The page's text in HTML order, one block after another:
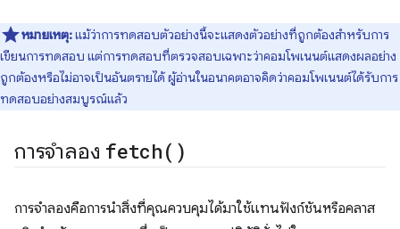
หมายเหตุ:แม้ว่าการทดสอบตัวอย่างนี้จะแสดงตัวอย่างที่ถูกต้องสำหรับการ
เขียนการทดสอบ แต่การทดสอบที่ตรวจสอบเฉพาะว่าคอมโพเนนต์แสดงผลอย่าง
ถูกต้องหรือไม่อาจเป็นอันตรายได้ ผู้อ่านในอนาคตอาจคิดว่าคอมโพเนนต์ได้รับการ
ทดสอบอย่างสมบูรณ์แล้ว
การจำลอง fetch( )
การจำลองคือการนำสิ่งที่คุณควบคุมได้มาใช้แทนฟังก์ชันหรือคลาส